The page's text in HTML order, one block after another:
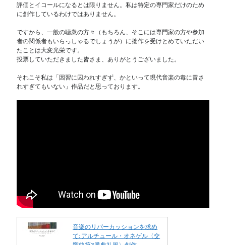
評価とイコールになるとは限りません。私は特定の専門家だけのため
に創作しているわけではありません。
ですから、一般の聴衆の方々（もちろん、そこには専門家の方や参加
者の関係者もいらっしゃるでしょうが）に拙作を受けとめていただい
たことは大変光栄です。
投票していただきました皆さま、ありがとうございました。
それこそ私は「因習に囚われすぎず、かといって現代音楽の毒に冒さ
れすぎてもいない」作品だと思っております。
音楽のリパーカッションを求め
て: アルチュール・オネゲル〈交